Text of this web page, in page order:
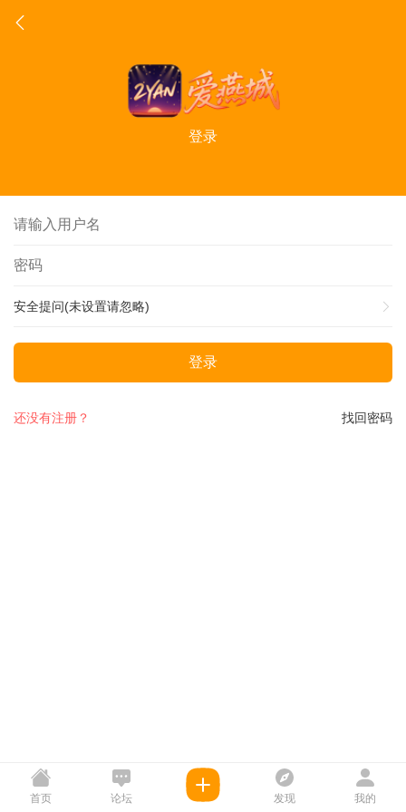
登录
安全提问(未设置请忽略)
登录
找回密码
还没有注册？
首页 论坛 发现 我的